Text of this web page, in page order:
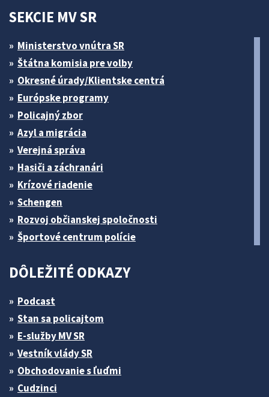
SEKCIE MV SR
Ministerstvo vnútra SR
Štátna komisia pre volby
Okresné úrady/Klientske centrá
Európske programy
Policajný zbor
Azyl a migrácia
Verejná správa
Hasiči a záchranári
Krízové riadenie
Schengen
Rozvoj občianskej spoločnosti
Športové centrum polície
DÔLEŽITÉ ODKAZY
Podcast
Stan sa policajtom
E-služby MV SR
Vestník vlády SR
Obchodovanie s ľuďmi
Cudzinci